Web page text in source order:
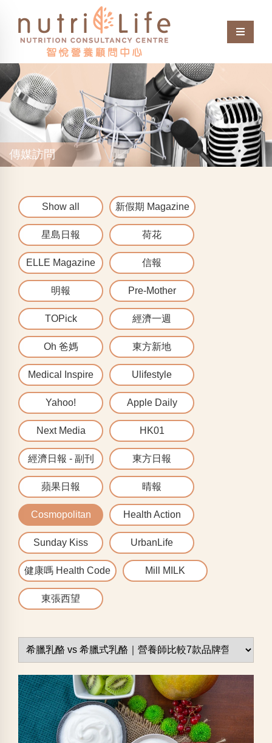
傳媒訪問
Show all 新假期 Magazine
星島日報 荷花
ELLE Magazine 信報
明報 Pre-Mother
TOPick 經濟一週
Oh 爸媽 東方新地
Medical Inspire Ulifestyle
Yahoo! Apple Daily
Next Media HK01
經濟日報 - 副刊 東方日報
蘋果日報 晴報
Cosmopolitan Health Action
Sunday Kiss UrbanLife
健康嗎 Health Code Mill MILK
東張西望